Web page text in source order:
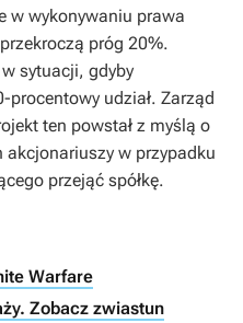
w wykonywaniu prawa
próg 20%.
sytuacji, gdyby
procentowy udział. Zarząd
ten powstał z myślą o
w przypadku
przejąć spółkę.
Warfare
Zobacz zwiastun